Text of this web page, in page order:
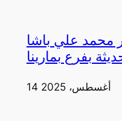
محمد علي باشا
بفرع بمارينا
14 أغسطس، 2025